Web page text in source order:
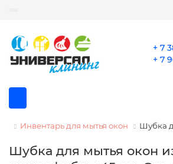
+ 7
+ 7
Инвентарь для мытья окон Шубка
Шубка для мытья окон